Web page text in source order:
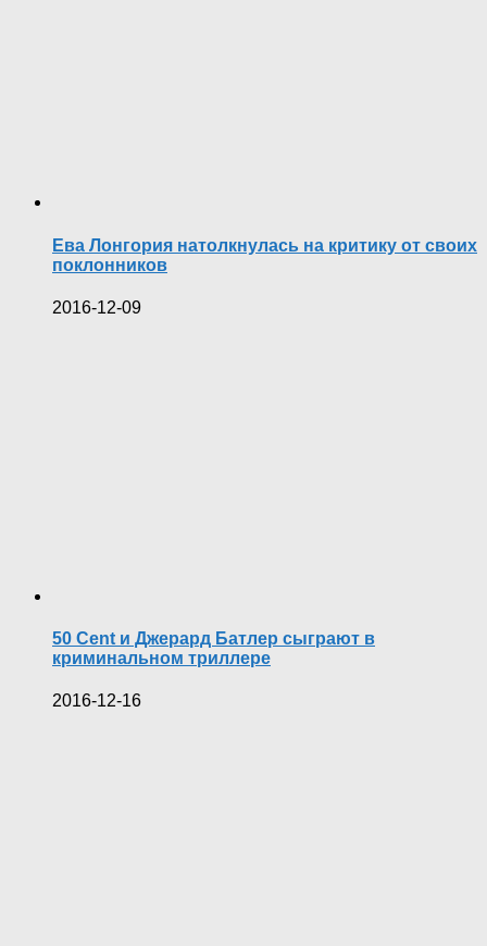
Ева Лонгория натолкнулась на критику от своих
поклонников
2016-12-09
50 Cent и Джерард Батлер сыграют в
криминальном триллере
2016-12-16